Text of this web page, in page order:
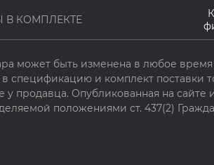
В КОМПЛЕКТЕ
может быть изменена в любое
спецификацию и комплект поставки
продавца. Опубликованная на
положениями ст. 437(2)